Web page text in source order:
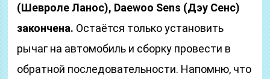
(Шевроле Ланос), Daewoo Sens (Дэу Сенс)
закончена. Остаётся только установить
рычаг на автомобиль и сборку провести в
обратной последовательности. Напомню, что